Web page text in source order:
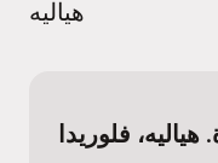
هياليه
فلوريدا